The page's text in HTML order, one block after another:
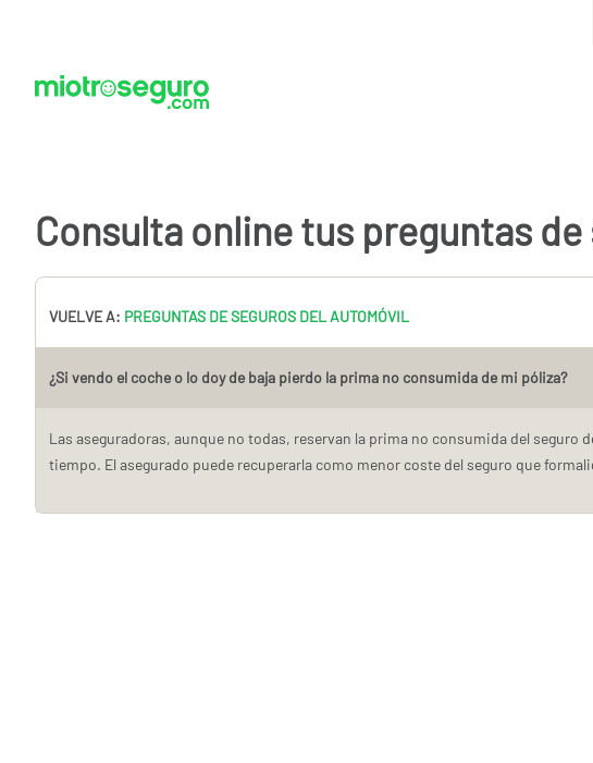
Consulta online tus preguntas
VUELVE A: PREGUNTAS DE SEGUROS DEL AUTOMÓVIL
¿Si vendo el coche o lo doy de baja pierdo la prima no consumida de mi póliza?
Las aseguradoras, aunque no todas, reservan la prima no consumida del seguro
tiempo. El asegurado puede recuperarla como menor coste del seguro que